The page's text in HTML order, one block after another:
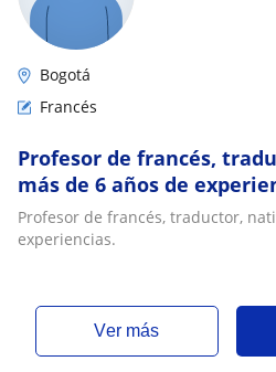
Bogotá
Francés
Profesor de francés,
más de 6 años de
Profesor de francés, traductor,
experiencias.
ver más